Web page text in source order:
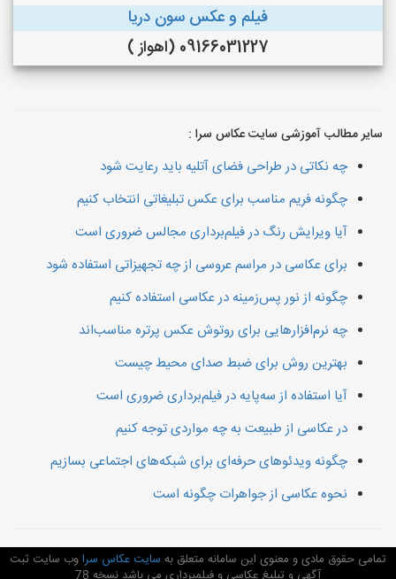
فیلم و عکس سون دریا
09166031227 (اهواز )
سایر مطالب آموزشی سایت عکاس سرا :
چه نکاتی در طراحی فضای آتلیه باید رعایت شود
چگونه فریم مناسب برای عکس تبلیغاتی انتخاب کنیم
آیا ویرایش رنگ در فیلم‌برداری مجالس ضروری است
برای عکاسی در مراسم عروسی از چه تجهیزاتی استفاده شود
چگونه از نور پس‌زمینه در عکاسی استفاده کنیم
چه نرم‌افزارهایی برای روتوش عکس پرتره مناسب‌اند
بهترین روش برای ضبط صدای محیط چیست
آیا استفاده از سه‌پایه در فیلم‌برداری ضروری است
در عکاسی از طبیعت به چه مواردی توجه کنیم
چگونه ویدئوهای حرفه‌ای برای شبکه‌های اجتماعی بسازیم
نحوه عکاسی از جواهرات چگونه است
تمامی حقوق مادی و معنوی این سامانه متعلق به سایت عکاس سراوب سایت ثبت